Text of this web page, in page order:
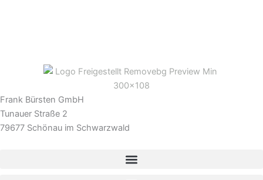
Frank Bürsten GmbH
Tunauer Straße 2
79677 Schönau im Schwarzwald